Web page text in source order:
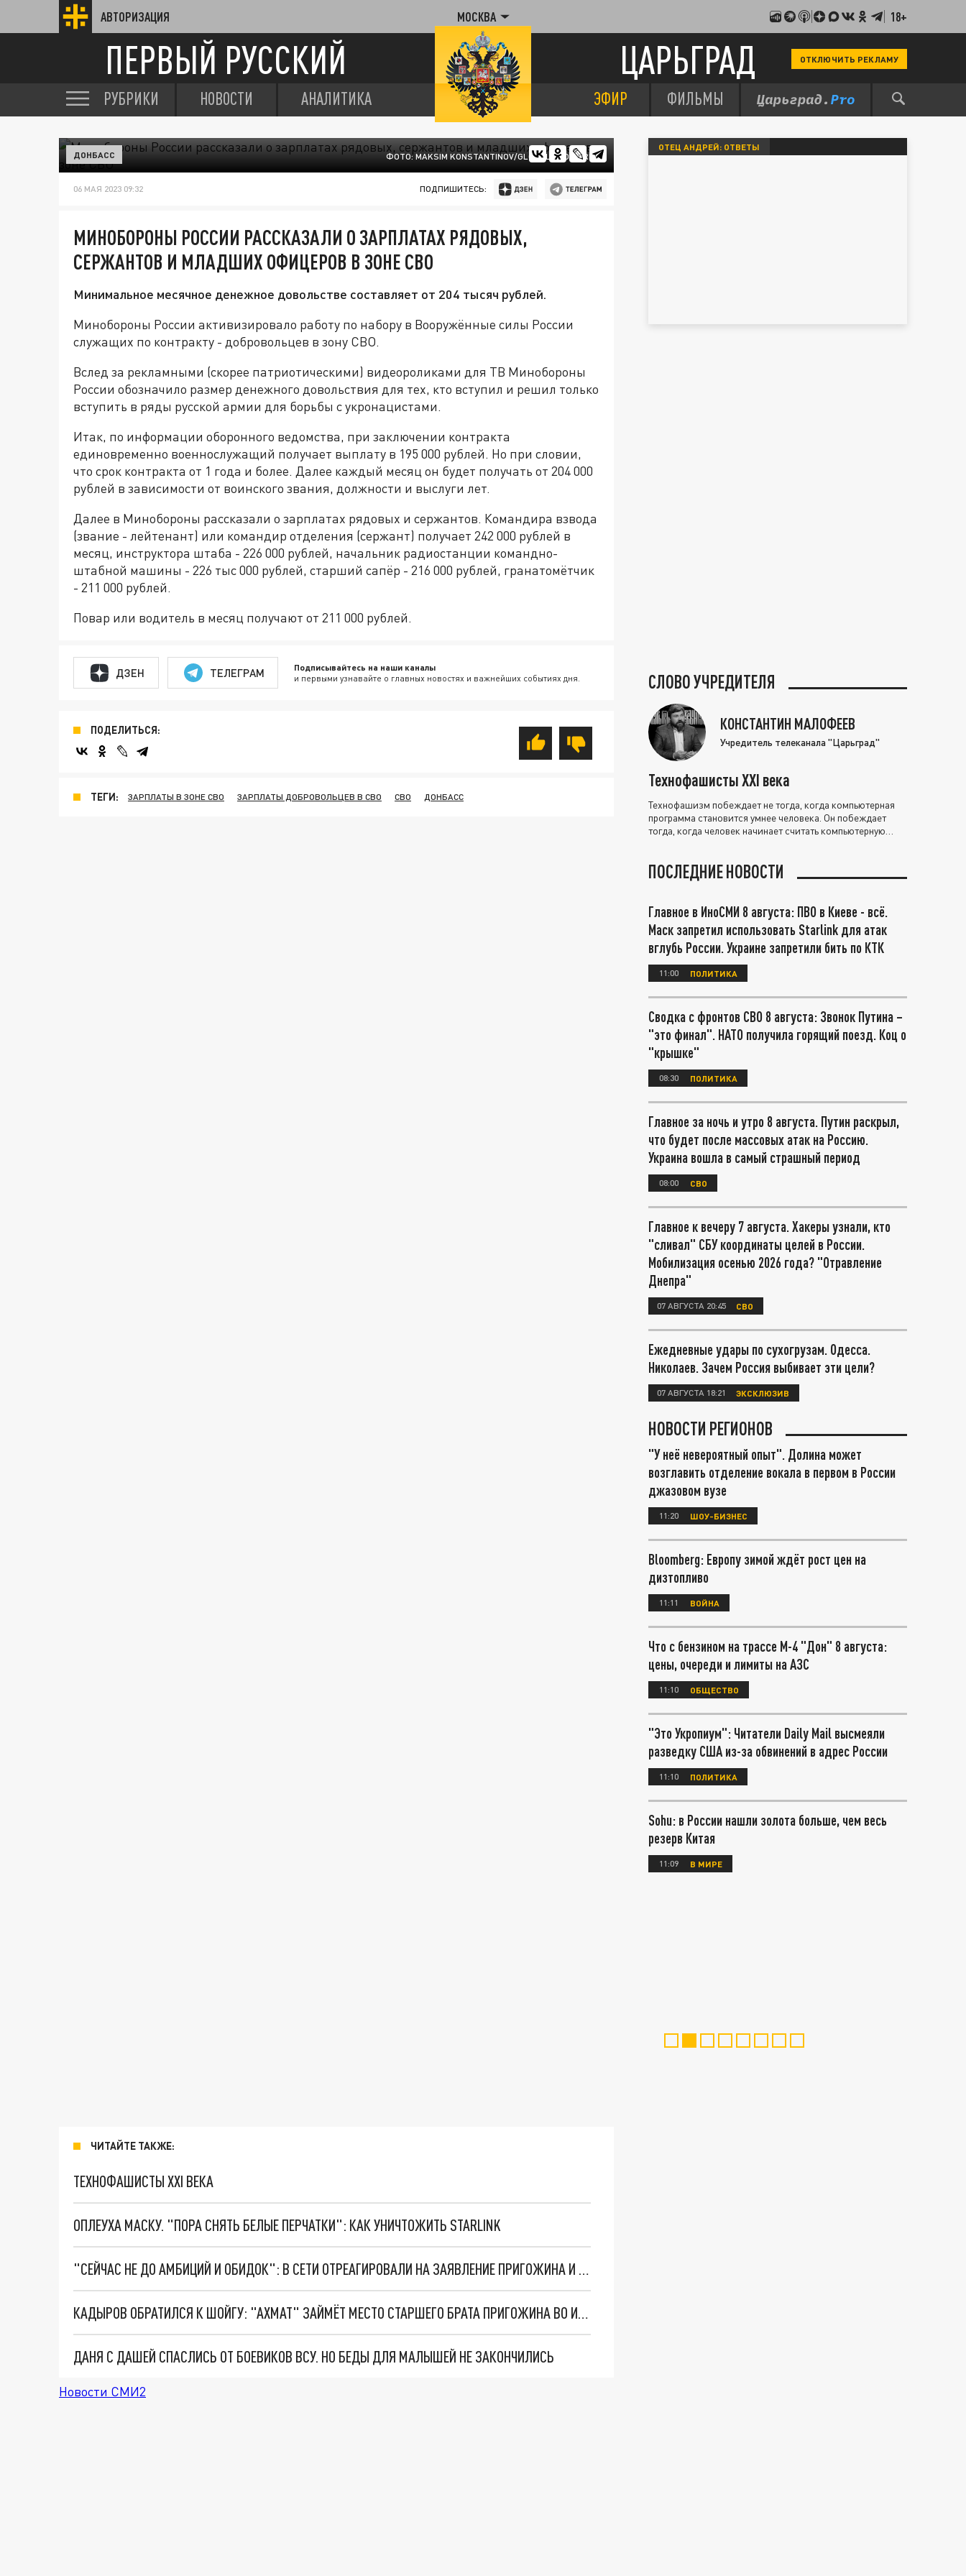
АВТОРИЗАЦИЯ МОСКВА 18+
ПЕРВЫЙ РУССКИЙ ЦАРЬГРАД ОТКЛЮЧИТЬ РЕКЛАМУ
РУБРИКИ НОВОСТИ АНАЛИТИКА ЭФИР ФИЛЬМЫ
ФОТО: MAKSIM KONSTANTINOV/GLOBAL LOOK PRES
ДОНБАСС
06 МАЯ 2023 09:32 ПОДПИШИТЕСЬ:
МИНОБОРОНЫ РОССИИ РАССКАЗАЛИ О ЗАРПЛАТАХ РЯДОВЫХ,
СЕРЖАНТОВ И МЛАДШИХ ОФИЦЕРОВ В ЗОНЕ СВО
Минимальное месячное денежное довольстве составляет от 204 тысяч рублей.
Минобороны России активизировало работу по набору в Вооружённые силы России
служащих по контракту - добровольцев в зону СВО.
Вслед за рекламными (скорее патриотическими) видеороликами для ТВ Минобороны
России обозначило размер денежного довольствия для тех, кто вступил и решил только
вступить в ряды русской армии для борьбы с укронацистами.
Итак, по информации оборонного ведомства, при заключении контракта
единовременно военнослужащий получает выплату в 195 000 рублей. Но при словии,
что срок контракта от 1 года и более. Далее каждый месяц он будет получать от 204 000
рублей в зависимости от воинского звания, должности и выслуги лет.
Далее в Минобороны рассказали о зарплатах рядовых и сержантов. Командира взвода
(звание - лейтенант) или командир отделения (сержант) получает 242 000 рублей в
месяц, инструктора штаба - 226 000 рублей, начальник радиостанции командно-
штабной машины - 226 тыс 000 рублей, старший сапёр - 216 000 рублей, гранатомётчик
- 211 000 рублей.
Повар или водитель в месяц получают от 211 000 рублей.
ДЗЕН ТЕЛЕГРАМ Подписывайтесь на наши каналы
и первыми узнавайте о главных новостях и важнейших событиях дня.
ПОДЕЛИТЬСЯ:
ТЕГИ: ЗАРПЛАТЫ В ЗОНЕ СВО ЗАРПЛАТЫ ДОБРОВОЛЬЦЕВ В СВО СВО ДОНБАСС
ЧИТАЙТЕ ТАКЖЕ:
ТЕХНОФАШИСТЫ XXI ВЕКА
ОПЛЕУХА МАСКУ. "ПОРА СНЯТЬ БЕЛЫЕ ПЕРЧАТКИ": КАК УНИЧТОЖИТЬ STARLINK
"СЕЙЧАС НЕ ДО АМБИЦИЙ И ОБИДОК": В СЕТИ ОТРЕАГИРОВАЛИ НА ЗАЯВЛЕНИЕ ПРИГОЖИНА И ОТВЕТ ЕМУ КАДЫРОВА
КАДЫРОВ ОБРАТИЛСЯ К ШОЙГУ: "АХМАТ" ЗАЙМЁТ МЕСТО СТАРШЕГО БРАТА ПРИГОЖИНА ВО ИМЯ ИНТЕРЕСОВ РОССИИ
ДАНЯ С ДАШЕЙ СПАСЛИСЬ ОТ БОЕВИКОВ ВСУ. НО БЕДЫ ДЛЯ МАЛЫШЕЙ НЕ ЗАКОНЧИЛИСЬ
Новости СМИ2
ОТЕЦ АНДРЕЙ: ОТВЕТЫ
СЛОВО УЧРЕДИТЕЛЯ
КОНСТАНТИН МАЛОФЕЕВ
Учредитель телеканала "Царьград"
Технофашисты XXI века
Технофашизм побеждает не тогда, когда компьютерная
программа становится умнее человека. Он побеждает
тогда, когда человек начинает считать компьютерную
ПОСЛЕДНИЕ НОВОСТИ
Главное в ИноСМИ 8 августа: ПВО в Киеве - всё.
Маск запретил использовать Starlink для атак
вглубь России. Украине запретили бить по КТК
11:00 ПОЛИТИКА
Сводка с фронтов СВО 8 августа: Звонок Путина –
"это финал". НАТО получила горящий поезд. Коц о
"крышке"
08:30 ПОЛИТИКА
Главное за ночь и утро 8 августа. Путин раскрыл,
что будет после массовых атак на Россию.
Украина вошла в самый страшный период
08:00 СВО
Главное к вечеру 7 августа. Хакеры узнали, кто
"сливал" СБУ координаты целей в России.
Мобилизация осенью 2026 года? "Отравление
Днепра"
07 АВГУСТА 20:45 СВО
Ежедневные удары по сухогрузам. Одесса.
Николаев. Зачем Россия выбивает эти цели?
07 АВГУСТА 18:21 ЭКСКЛЮЗИВ
НОВОСТИ РЕГИОНОВ
"У неё невероятный опыт". Долина может
возглавить отделение вокала в первом в России
джазовом вузе
11:20 ШОУ-БИЗНЕС
Bloomberg: Европу зимой ждёт рост цен на
дизтопливо
11:11 ВОЙНА
Что с бензином на трассе М-4 "Дон" 8 августа:
цены, очереди и лимиты на АЗС
11:10 ОБЩЕСТВО
"Это Укропиум": Читатели Daily Mail высмеяли
разведку США из-за обвинений в адрес России
11:10 ПОЛИТИКА
Sohu: в России нашли золота больше, чем весь
резерв Китая
11:09 В МИРЕ